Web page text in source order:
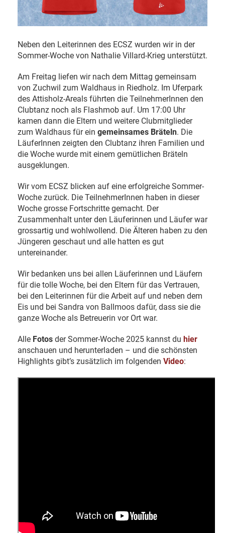
Neben den Leiterinnen des ECSZ wurden wir in der
Sommer-Woche von Nathalie Villard-Krieg unterstützt.
Am Freitag liefen wir nach dem Mittag gemeinsam
von Zuchwil zum Waldhaus in Riedholz. Im Uferpark
des Attisholz-Areals führten die TeilnehmerInnen den
Clubtanz noch als Flashmob auf. Um 17:00 Uhr
kamen dann die Eltern und weitere Clubmitglieder
zum Waldhaus für ein gemeinsames Bräteln. Die
LäuferInnen zeigten den Clubtanz ihren Familien und
die Woche wurde mit einem gemütlichen Bräteln
ausgeklungen.
Wir vom ECSZ blicken auf eine erfolgreiche Sommer-
Woche zurück. Die TeilnehmerInnen haben in dieser
Woche grosse Fortschritte gemacht. Der
Zusammenhalt unter den Läuferinnen und Läufer war
grossartig und wohlwollend. Die Älteren haben zu den
Jüngeren geschaut und alle hatten es gut
untereinander.
Wir bedanken uns bei allen Läuferinnen und Läufern
für die tolle Woche, bei den Eltern für das Vertrauen,
bei den Leiterinnen für die Arbeit auf und neben dem
Eis und bei Sandra von Ballmoos dafür, dass sie die
ganze Woche als Betreuerin vor Ort war.
Alle Fotos der Sommer-Woche 2025 kannst du hier
anschauen und herunterladen – und die schönsten
Highlights gibt’s zusätzlich im folgenden Video: